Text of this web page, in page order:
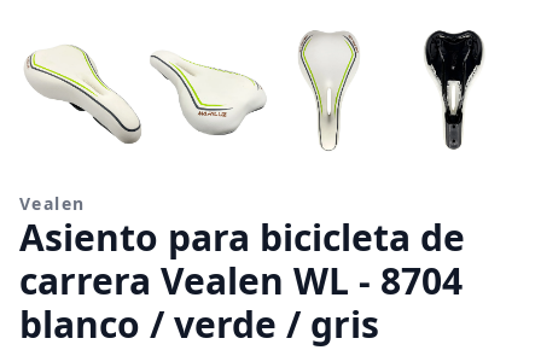
Vealen
Asiento para bicicleta de
carrera Vealen WL - 8704
blanco / verde / gris